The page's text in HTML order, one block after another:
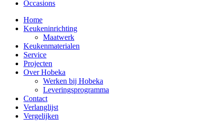
Occasions
Home
Keukeninrichting
Maatwerk
Keukenmaterialen
Service
Projecten
Over Hobeka
Werken bij Hobeka
Leveringsprogramma
Contact
Verlanglijst
Vergelijken